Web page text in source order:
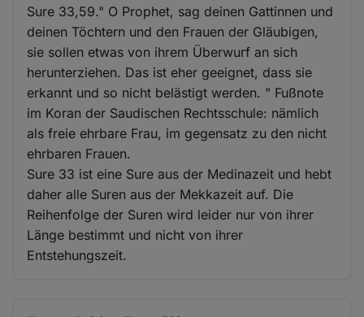
Sure 33,59." O Prophet, sag deinen Gattinnen und
deinen Töchtern und den Frauen der Gläubigen,
sie sollen etwas von ihrem Überwurf an sich
herunterziehen. Das ist eher geeignet, dass sie
erkannt und so nicht belästigt werden. " Fußnote
im Koran der Saudischen Rechtsschule: nämlich
als freie ehrbare Frau, im gegensatz zu den nicht
ehrbaren Frauen.
Sure 33 ist eine Sure aus der Medinazeit und hebt
daher alle Suren aus der Mekkazeit auf. Die
Reihenfolge der Suren wird leider nur von ihrer
Länge bestimmt und nicht von ihrer
Entstehungszeit.